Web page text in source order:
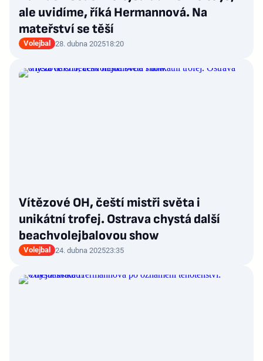
ale uvidíme, říká Hermannová. Na
mateřství se těší
Volejbal 28. dubna 202518:20
Vítězové OH, čeští mistři světa i
unikátní trofej. Ostrava chystá další
beachvolejbalovou show
Volejbal 24. dubna 202523:35